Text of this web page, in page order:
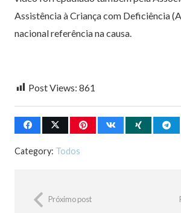
Assistência à Criança com Deficiência
nacional referência na causa.
Post Views: 861
Category: Todos
Próximo post